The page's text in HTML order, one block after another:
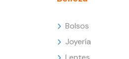
Bolsos
Joyería